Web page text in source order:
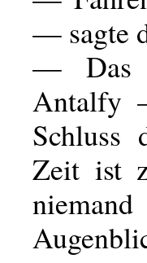
— sagte
— Das
Antalfy
Schluss
Zeit ist